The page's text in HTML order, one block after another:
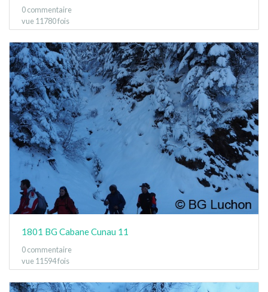
0 commentaire
vue 11780 fois
1801 BG Cabane Cunau 11
0 commentaire
vue 11594 fois